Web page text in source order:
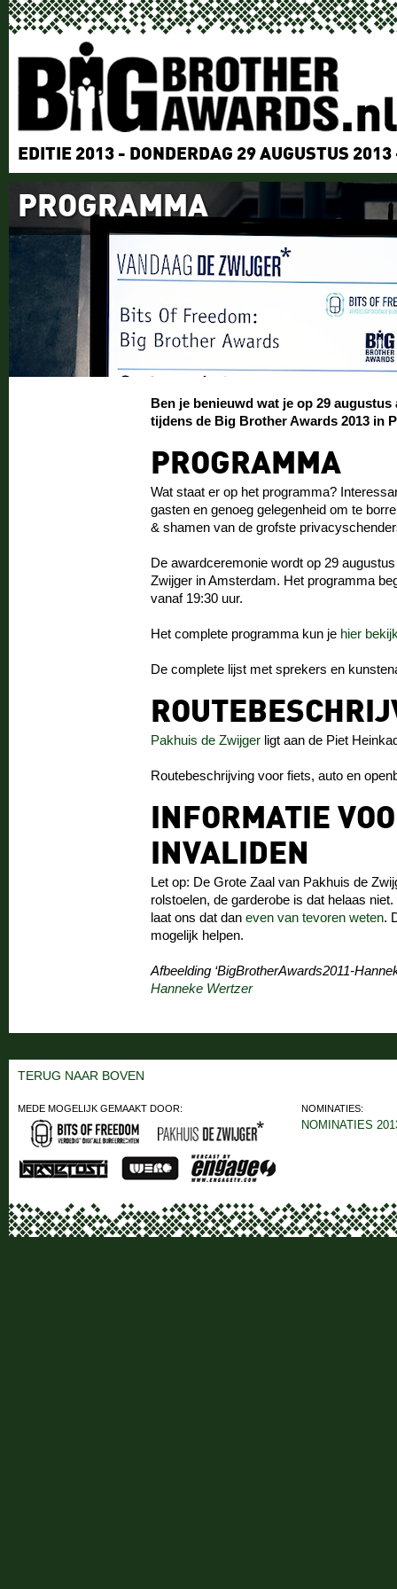
EDITIE 2013 - DONDERDAG 29 AUGUSTUS
PROGRAMMA
Ben je benieuwd wat je op 29
tijdens de Big Brother Awards 2013 in
PROGRAMMA
Wat staat er op het programma?
gasten en genoeg gelegenheid om te
& shamen van de grofste
De awardceremonie wordt op 29
Zwijger in Amsterdam. Het programma
vanaf 19:30 uur.
Het complete programma kun je hier
De complete lijst met sprekers en
Pakhuis de Zwijger ligt aan de Piet
Routebeschrijving voor fiets, auto en
INFORMATIE
INVALIDEN
Let op: De Grote Zaal van Pakhuis de
rolstoelen, de garderobe is dat helaas
laat ons dat dan even van tevoren weten.
mogelijk helpen.
Afbeelding ‘BigBrotherAwards2011-
Hanneke Wertzer
TERUG NAAR BOVEN
MEDE MOGELIJK GEMAAKT DOOR: NOMINATIES:
NOMINATIES